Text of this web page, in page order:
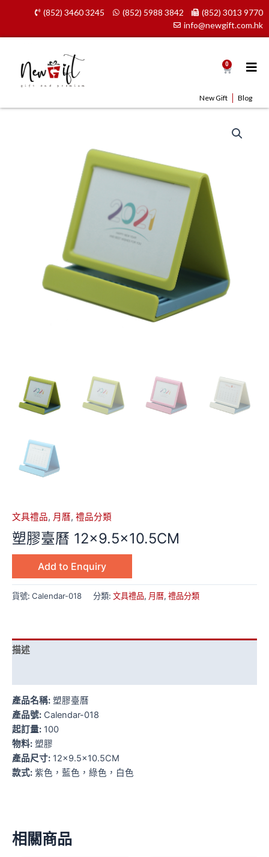
content
(852) 3460 3245 (852) 5988 3842
(852) 3013 9770
info@newgift.com.hk
0 Cart
New Gift Blog
文具禮品, 月曆, 禮品分類
塑膠臺曆 12×9.5×10.5CM
Add to Enquiry
貨號: Calendar-018 分類: 文具禮品, 月曆, 禮品分類
描述
產品名稱: 塑膠臺曆
產品號: Calendar-018
起訂量: 100
物料: 塑膠
產品尺寸: 12×9.5×10.5CM
款式: 紫色，藍色，綠色，白色
相關商品